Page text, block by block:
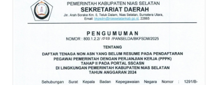
Pemerintah
Kabupaten Nias
Selatan